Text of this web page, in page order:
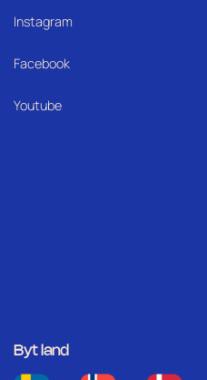
Instagram
Facebook
Youtube
Byt land